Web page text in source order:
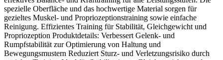
spezielle Oberfläche und das hochwertige Material sorgen für
gezieltes Muskel- und Propriozeptionstraining sowie einfache
Reinigung. Effizientes Training für Stabilität, Gleichgewicht und
Propriozeption Produktdetails: Verbessert Gelenk- und
Rumpfstabilität zur Optimierung von Haltung und
Bewegungsmustern Reduziert Sturz- und Verletzungsrisiko durch